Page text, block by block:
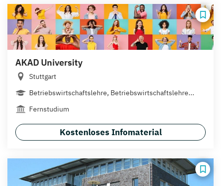
AKAD University
Stuttgart
Betriebswirtschaftslehre, Betriebswirtschaftslehre...
Fernstudium
Kostenloses Infomaterial